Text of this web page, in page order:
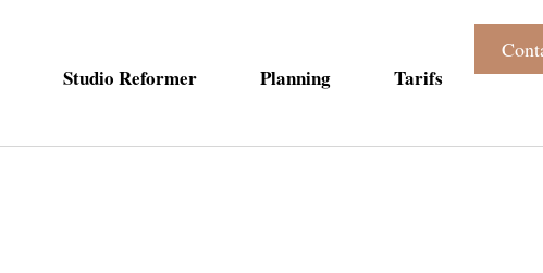
Studio Reformer Planning Tarifs